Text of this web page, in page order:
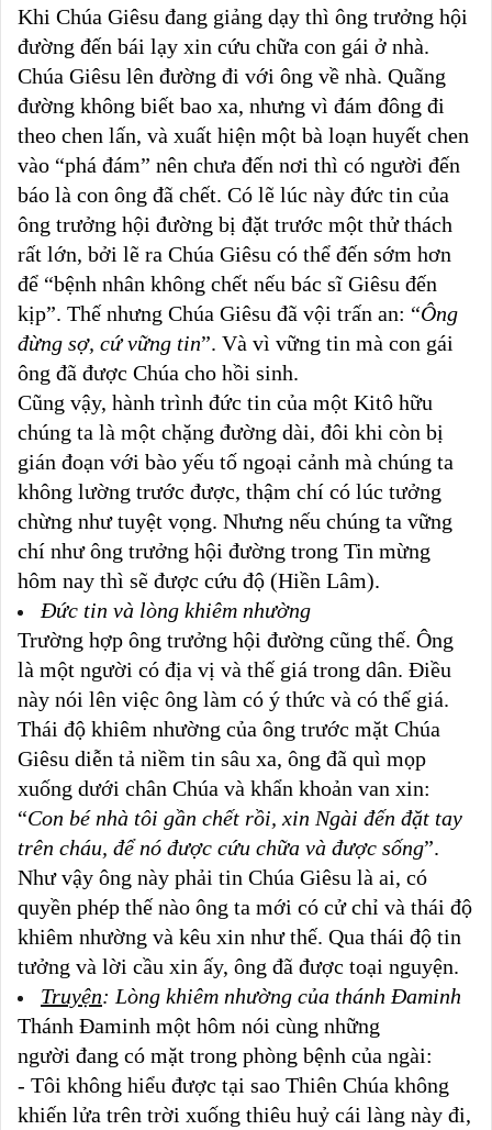
Khi Chúa Giêsu đang giảng dạy thì ông trưởng hội
đường đến bái lạy xin cứu chữa con gái ở nhà.
Chúa Giêsu lên đường đi với ông về nhà. Quãng
đường không biết bao xa, nhưng vì đám đông đi
theo chen lấn, và xuất hiện một bà loạn huyết chen
vào “phá đám” nên chưa đến nơi thì có người đến
báo là con ông đã chết. Có lẽ lúc này đức tin của
ông trưởng hội đường bị đặt trước một thử thách
rất lớn, bởi lẽ ra Chúa Giêsu có thể đến sớm hơn
để “bệnh nhân không chết nếu bác sĩ Giêsu đến
kịp”. Thế nhưng Chúa Giêsu đã vội trấn an: “Ông
đừng sợ, cứ vững tin”. Và vì vững tin mà con gái
ông đã được Chúa cho hồi sinh.
Cũng vậy, hành trình đức tin của một Kitô hữu
chúng ta là một chặng đường dài, đôi khi còn bị
gián đoạn với bào yếu tố ngoại cảnh mà chúng ta
không lường trước được, thậm chí có lúc tưởng
chừng như tuyệt vọng. Nhưng nếu chúng ta vững
chí như ông trưởng hội đường trong Tin mừng
hôm nay thì sẽ được cứu độ (Hiền Lâm).
Đức tin và lòng khiêm nhường
Trường hợp ông trưởng hội đường cũng thế. Ông
là một người có địa vị và thế giá trong dân. Điều
này nói lên việc ông làm có ý thức và có thế giá.
Thái độ khiêm nhường của ông trước mặt Chúa
Giêsu diễn tả niềm tin sâu xa, ông đã quì mọp
xuống dưới chân Chúa và khẩn khoản van xin:
“Con bé nhà tôi gần chết rồi, xin Ngài đến đặt tay
trên cháu, để nó được cứu chữa và được sống”.
Như vậy ông này phải tin Chúa Giêsu là ai, có
quyền phép thế nào ông ta mới có cử chỉ và thái độ
khiêm nhường và kêu xin như thế. Qua thái độ tin
tưởng và lời cầu xin ấy, ông đã được toại nguyện.
Truyện: Lòng khiêm nhường của thánh Đaminh
Thánh Đaminh một hôm nói cùng những
người đang có mặt trong phòng bệnh của ngài:
- Tôi không hiểu được tại sao Thiên Chúa không
khiến lửa trên trời xuống thiêu huỷ cái làng này đi,